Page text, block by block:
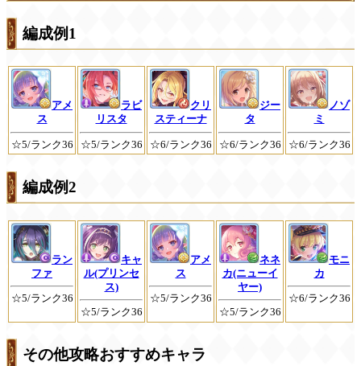
編成例1
アメ
ス
☆5/ランク36
ラビ
リスタ
☆5/ランク36
クリ
スティーナ
☆6/ランク36
ジー
タ
☆6/ランク36
ノゾ
ミ
☆6/ランク36
編成例2
ラン
ファ
☆5/ランク36
キャ
ル(プリンセ
ス)
☆5/ランク36
アメ
ス
☆5/ランク36
ネネ
カ(ニューイ
ヤー)
☆5/ランク36
モニ
カ
☆6/ランク36
その他攻略おすすめキャラ